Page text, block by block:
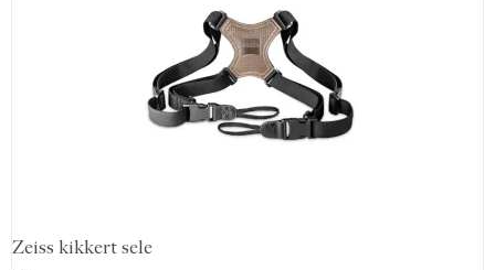
Zeiss kikkert sele